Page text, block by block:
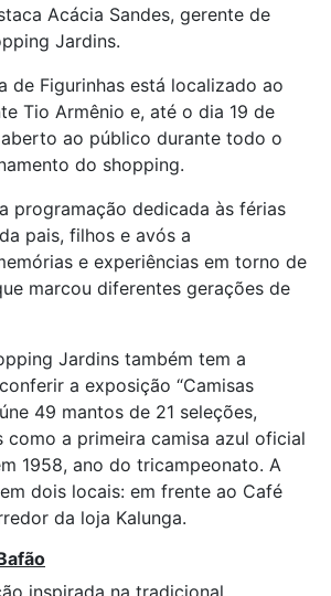
Acácia Sandes, gerente de
Jardins.
de Figurinhas está localizado ao
Tio Armênio e, até o dia 19 de
ao público durante todo o
do shopping.
programação dedicada às férias
pais, filhos e avós a
e experiências em torno de
marcou diferentes gerações de
Jardins também tem a
a exposição “Camisas
49 mantos de 21 seleções,
como a primeira camisa azul oficial
1958, ano do tricampeonato. A
dois locais: em frente ao Café
da loja Kalunga.
inspirada na tradicional